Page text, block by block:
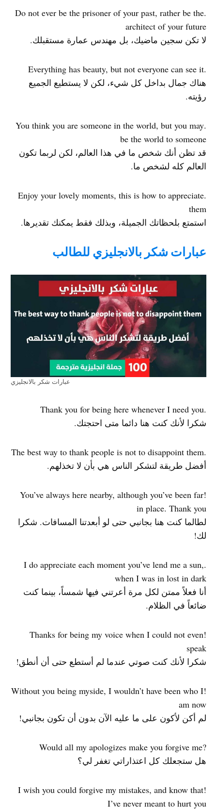
.Do not ever be the prisoner of your past, rather be the
architect of your future
لا تكن سجين ماضيك، بل مهندس عمارة مستقبلك.
.Everything has beauty, but not everyone can see it
هناك جمال بداخل كل شيء، لكن لا يستطيع الجميع
رؤيته.
.You think you are someone in the world, but you may
be the world to someone
قد تظن أنك شخص ما في هذا العالم، لكن لربما تكون
العالم كله لشخص ما.
.Enjoy your lovely moments, this is how to appreciate
them
استمتع بلحظاتك الجميلة، وبذلك فقط يمكنك تقديرها.
عبارات شكر بالانجليزي للطالب
عبارات شكر بالانجليزي
.Thank you for being here whenever I need you
شكرا لأنك كنت هنا دائما متى احتجتك.
.The best way to thank people is not to disappoint them
أفضل طريقة لتشكر الناس هي بأن لا تخذلهم.
!You’ve always here nearby, although you’ve been far
in place. Thank you
لطالما كنت هنا بجانبي حتى لو أبعدتنا المسافات. شكرا
لك!
.I do appreciate each moment you’ve lend me a sun,
when I was in lost in dark
أنا فعلاً ممتن لكل مرة أعرتني فيها شمساً، بينما كنت
ضائعاً في الظلام.
!Thanks for being my voice when I could not even
speak
شكرا لأنك كنت صوتي عندما لم أستطع حتى أن أنطق!
!Without you being myside, I wouldn’t have been who I
am now
لم أكن لأكون على ما عليه الآن بدون أن تكون بجانبي!
?Would all my apologizes make you forgive me
هل ستجعلك كل اعتذاراتي تغفر لي؟
!I wish you could forgive my mistakes, and know that
I’ve never meant to hurt you